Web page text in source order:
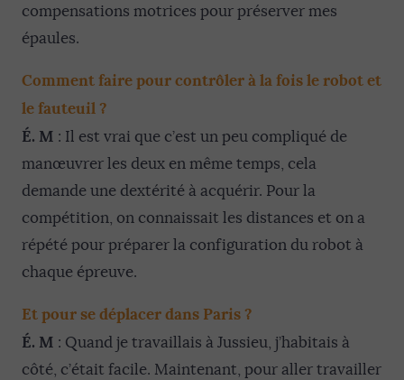
compensations motrices pour préserver mes
épaules.
Comment faire pour contrôler à la fois le robot et
le fauteuil ?
É. M : Il est vrai que c’est un peu compliqué de
manœuvrer les deux en même temps, cela
demande une dextérité à acquérir. Pour la
compétition, on connaissait les distances et on a
répété pour préparer la configuration du robot à
chaque épreuve.
Et pour se déplacer dans Paris ?
É. M : Quand je travaillais à Jussieu, j’habitais à
côté, c’était facile. Maintenant, pour aller travailler